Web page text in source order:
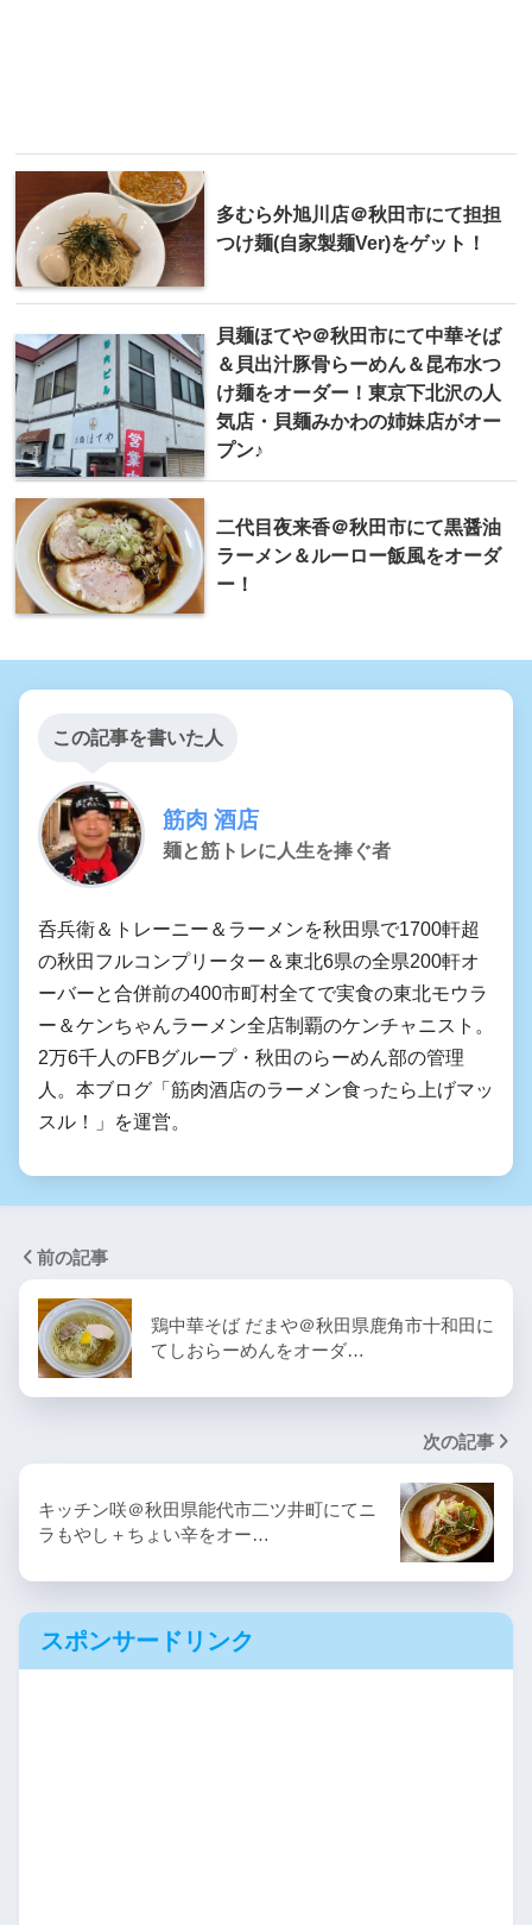
多むら外旭川店＠秋田市にて担担
つけ麺(自家製麺Ver)をゲット！
貝麺ほてや＠秋田市にて中華そば
＆貝出汁豚骨らーめん＆昆布水つ
け麺をオーダー！東京下北沢の人
気店・貝麺みかわの姉妹店がオー
プン♪
二代目夜来香＠秋田市にて黒醤油
ラーメン＆ルーロー飯風をオーダ
ー！
この記事を書いた人
筋肉 酒店
麺と筋トレに人生を捧ぐ者
呑兵衛＆トレーニー＆ラーメンを秋田県で1700軒超
の秋田フルコンプリーター＆東北6県の全県200軒オ
ーバーと合併前の400市町村全てで実食の東北モウラ
ー＆ケンちゃんラーメン全店制覇のケンチャニスト。
2万6千人のFBグループ・秋田のらーめん部の管理
人。本ブログ「筋肉酒店のラーメン食ったら上げマッ
スル！」を運営。
前の記事
鶏中華そば だまや＠秋田県鹿角市十和田に
てしおらーめんをオーダ…
次の記事
キッチン咲＠秋田県能代市二ツ井町にてニ
ラもやし＋ちょい辛をオー…
スポンサードリンク